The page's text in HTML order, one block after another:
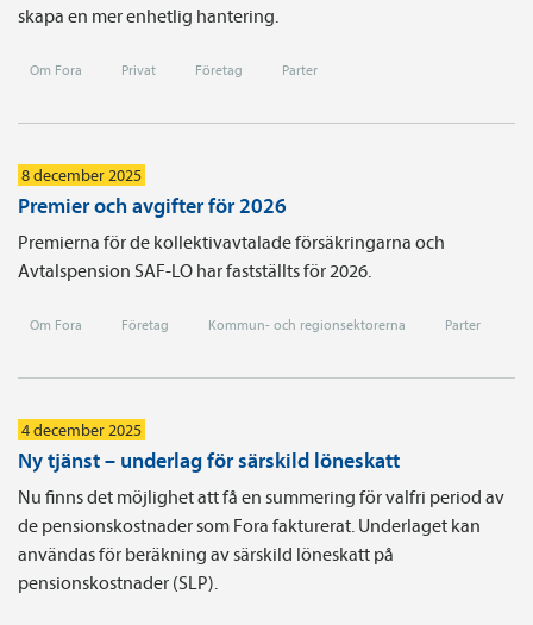
skapa en mer enhetlig hantering.
Om Fora Privat Företag Parter
8 december 2025
Premier och avgifter för 2026
Premierna för de kollektivavtalade försäkringarna och
Avtalspension SAF-LO har fastställts för 2026.
Om Fora Företag Kommun- och regionsektorerna Parter
4 december 2025
Ny tjänst – underlag för särskild löneskatt
Nu finns det möjlighet att få en summering för valfri period av
de pensionskostnader som Fora fakturerat. Underlaget kan
användas för beräkning av särskild löneskatt på
pensionskostnader (SLP).